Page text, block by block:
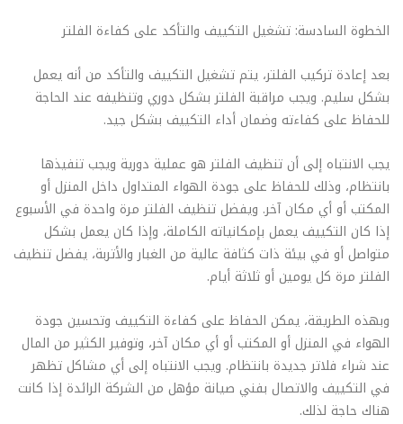
الخطوة السادسة: تشغيل التكييف والتأكد على كفاءة الفلتر
بعد إعادة تركيب الفلتر، يتم تشغيل التكييف والتأكد من أنه يعمل
بشكل سليم. ويجب مراقبة الفلتر بشكل دوري وتنظيفه عند الحاجة
للحفاظ على كفاءته وضمان أداء التكييف بشكل جيد.
يجب الانتباه إلى أن تنظيف الفلتر هو عملية دورية ويجب تنفيذها
بانتظام، وذلك للحفاظ على جودة الهواء المتداول داخل المنزل أو
المكتب أو أي مكان آخر. ويفضل تنظيف الفلتر مرة واحدة في الأسبوع
إذا كان التكييف يعمل بإمكانياته الكاملة، وإذا كان يعمل بشكل
متواصل أو في بيئة ذات كثافة عالية من الغبار والأتربة، يفضل تنظيف
الفلتر مرة كل يومين أو ثلاثة أيام.
وبهذه الطريقة، يمكن الحفاظ على كفاءة التكييف وتحسين جودة
الهواء في المنزل أو المكتب أو أي مكان آخر، وتوفير الكثير من المال
عند شراء فلاتر جديدة بانتظام. ويجب الانتباه إلى أي مشاكل تظهر
في التكييف والاتصال بفني صيانة مؤهل من الشركة الرائدة إذا كانت
هناك حاجة لذلك.